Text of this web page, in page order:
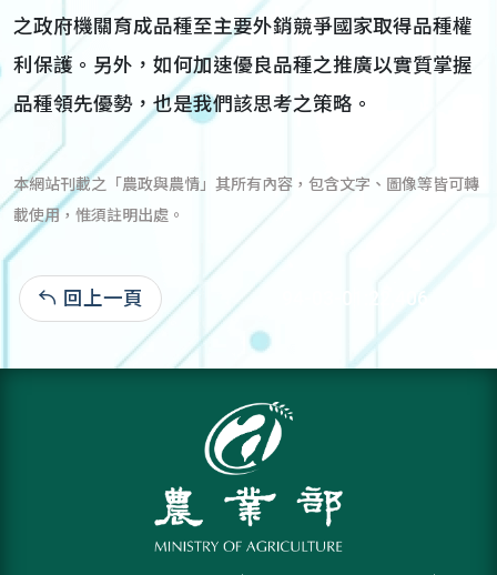
之政府機關育成品種至主要外銷競爭國家取得品種權
利保護。另外，如何加速優良品種之推廣以實質掌握
品種領先優勢，也是我們該思考之策略。
本網站刊載之「農政與農情」其所有內容，包含文字、圖像等皆可轉
載使用，惟須註明出處。
回上一頁 94-03-01:22,406